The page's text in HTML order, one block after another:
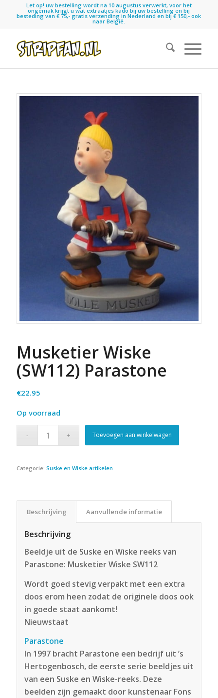
Let op! uw bestelling wordt na 10 augustus verwerkt, voor het
ongemak krijgt u wat extraatjes kado bij uw bestelling en bij
besteding van € 75,- gratis verzending in Nederland en bij € 150,- ook
naar België.
Musketier Wiske
(SW112) Parastone
€22.95
Op voorraad
Toevoegen aan winkelwagen
Categorie: Suske en Wiske artikelen
Beschrijving Aanvullende informatie
Beschrijving
Beeldje uit de Suske en Wiske reeks van
Parastone: Musketier Wiske SW112
Wordt goed stevig verpakt met een extra
doos erom heen zodat de originele doos ook
in goede staat aankomt!
Nieuwstaat
Parastone
In 1997 bracht Parastone een bedrijf uit ’s
Hertogenbosch, de eerste serie beeldjes uit
van een Suske en Wiske-reeks. Deze
beelden zijn gemaakt door kunstenaar Fons